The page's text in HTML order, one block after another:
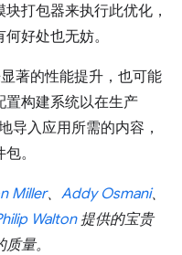
打包器来执行此优化，
好处也无妨。
著的性能提升，也可能
置构建系统以在生产
导入应用所需的内容，
。
Miller、 Addy Osmani、
Walton提供的宝贵
量。